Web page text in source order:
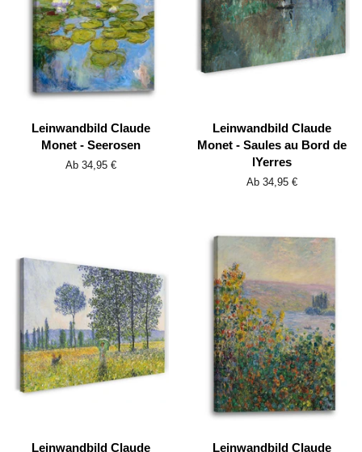
Leinwandbild Claude
Monet - Seerosen
Ab 34,95 €
Leinwandbild Claude
Monet - Saules au Bord de
lYerres
Ab 34,95 €
Leinwandbild Claude
Leinwandbild Claude